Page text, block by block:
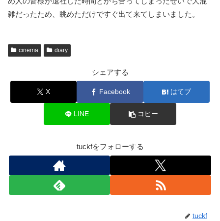
雑だったため、眺めただけですぐ出て来てしまいました。
cinema diary
シェアする
X Facebook はてブ
LINE コピー
tuckfをフォローする
tuckf